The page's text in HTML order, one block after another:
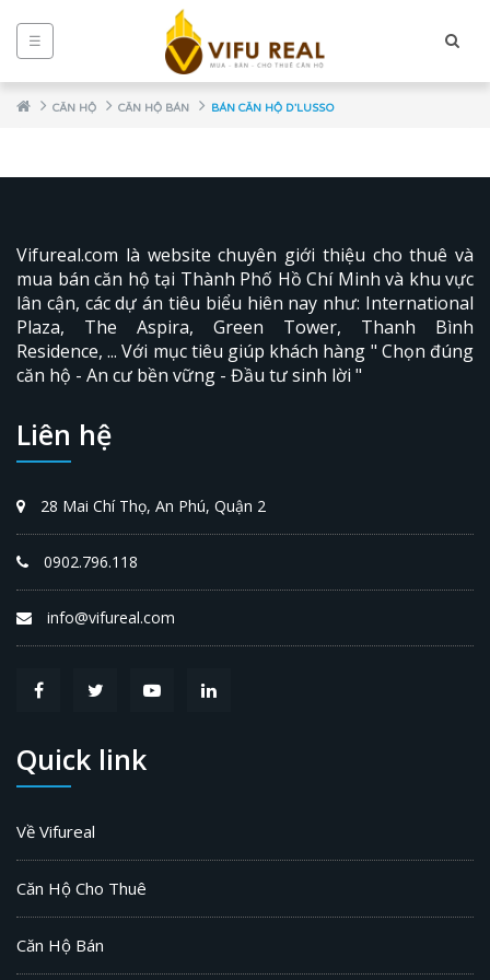
☰
PLAZA
CĂN HỘ CĂN HỘ BÁN BÁN CĂN HỘ D'LUSSO
Vifureal.com là website chuyên giới thiệu cho thuê và
mua bán căn hộ tại Thành Phố Hồ Chí Minh và khu vực
lân cận, các dự án tiêu biểu hiên nay như: International
Plaza, The Aspira, Green Tower, Thanh Bình
Residence, ... Với mục tiêu giúp khách hàng " Chọn đúng
căn hộ - An cư bền vững - Đầu tư sinh lời "
Liên hệ
28 Mai Chí Thọ, An Phú, Quận 2
0902.796.118
info@vifureal.com
Quick link
Về Vifureal
Căn Hộ Cho Thuê
Căn Hộ Bán